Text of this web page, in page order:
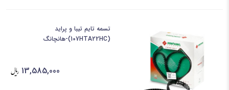
تسمه تایم تیبا و پراید
(107HTA22HC)-هانچانگ
13,585,000